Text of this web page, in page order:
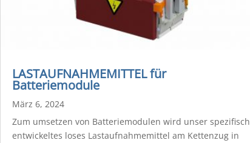
LASTAUFNAHMEMITTEL für
Batteriemodule
März 6, 2024
Zum umsetzen von Batteriemodulen wird unser spezifisch
entwickeltes loses Lastaufnahmemittel am Kettenzug in